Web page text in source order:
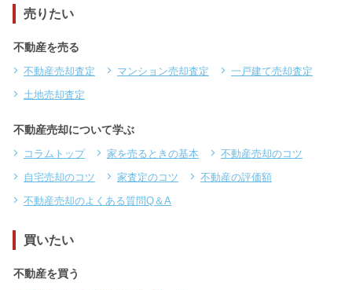
売りたい
不動産を売る
不動産売却査定 マンション売却査定
一戸建て売却査定
土地売却査定
不動産売却について学ぶ
コラムトップ 家を売るときの基本
不動産売却のコツ
自宅売却のコツ
家査定のコツ
不動産の評価額
不動産売却のよくある質問Q＆A
買いたい
不動産を買う